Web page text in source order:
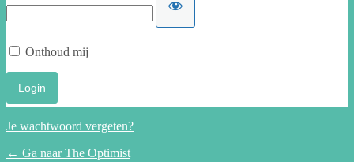
Onthoud mij
Je wachtwoord vergeten?
← Ga naar The Optimist